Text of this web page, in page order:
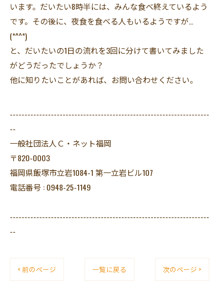
います。だいたい8時半には、みんな食べ終えているよう
です。その後に、夜食を食べる人もいるようですが…
(*^^*)
と、だいたいの1日の流れを3回に分けて書いてみました
がどうだったでしょうか？
他に知りたいことがあれば、お問い合わせください。
--------------------------------------------------------------------
--
一般社団法人Ｃ・ネット福岡
〒820-0003
福岡県飯塚市立岩1084-1 第一立岩ビル107
電話番号 : 0948-25-1149
--------------------------------------------------------------------
--
< 前のページ 一覧に戻る 次のページ >